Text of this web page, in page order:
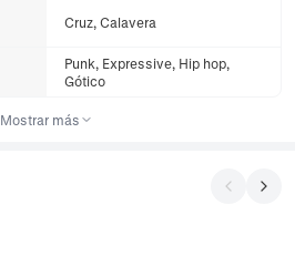
Cruz, Calavera
Punk, Expressive, Hip hop,
Gótico
Mostrar más